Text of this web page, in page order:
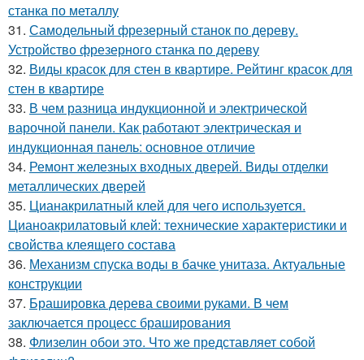
станка по металлу
31. Самодельный фрезерный станок по дереву.
Устройство фрезерного станка по дереву
32. Виды красок для стен в квартире. Рейтинг красок для
стен в квартире
33. В чем разница индукционной и электрической
варочной панели. Как работают электрическая и
индукционная панель: основное отличие
34. Ремонт железных входных дверей. Виды отделки
металлических дверей
35. Цианакрилатный клей для чего используется.
Цианоакрилатовый клей: технические характеристики и
свойства клеящего состава
36. Механизм спуска воды в бачке унитаза. Актуальные
конструкции
37. Брашировка дерева своими руками. В чем
заключается процесс браширования
38. Флизелин обои это. Что же представляет собой